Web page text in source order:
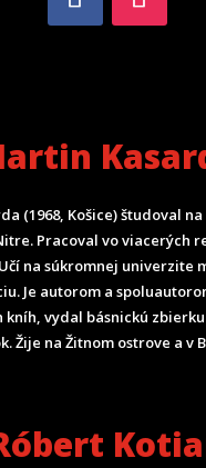
(1968, Košice) študoval
Pracoval vo viacerých
na súkromnej univerzite
Je autorom a
kníh, vydal básnickú
Žije na Žitnom ostrove a v